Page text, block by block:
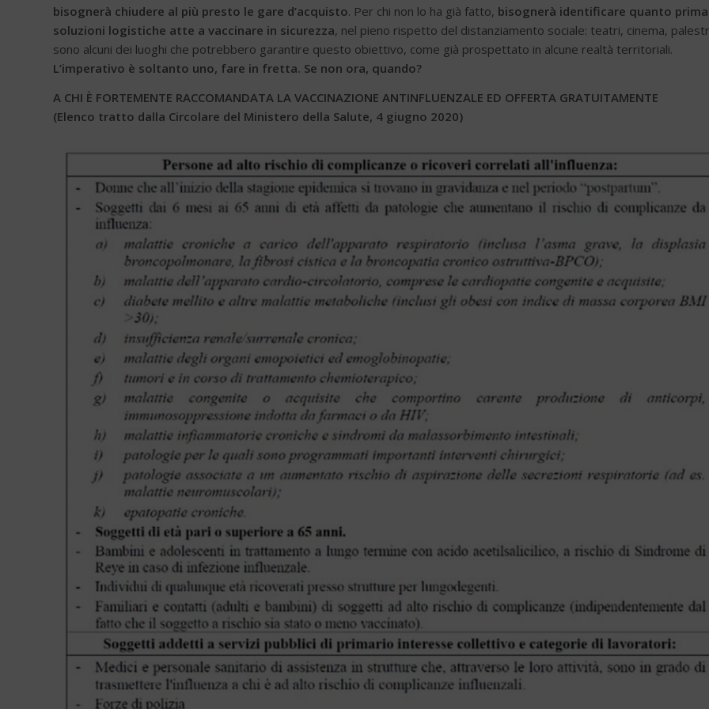
bisognerà chiudere al più presto le gare d’acquisto. Per chi non lo ha già fatto, bisognerà identificare quanto prima
soluzioni logistiche atte a vaccinare in sicurezza, nel pieno rispetto del distanziamento sociale: teatri, cinema,
sono alcuni dei luoghi che potrebbero garantire questo obiettivo, come già prospettato in alcune realtà territoriali.
L’imperativo è soltanto uno, fare in fretta. Se non ora, quando?
A CHI È FORTEMENTE RACCOMANDATA LA VACCINAZIONE ANTINFLUENZALE ED OFFERTA GRATUITAMENTE
(Elenco tratto dalla Circolare del Ministero della Salute, 4 giugno 2020)